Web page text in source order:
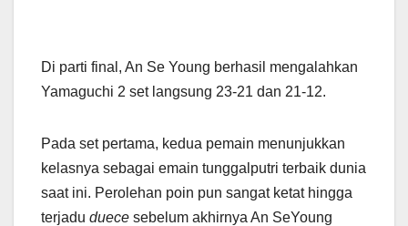
Di parti final, An Se Young berhasil mengalahkan
Yamaguchi 2 set langsung 23-21 dan 21-12.
Pada set pertama, kedua pemain menunjukkan
kelasnya sebagai emain tunggalputri terbaik dunia
saat ini. Perolehan poin pun sangat ketat hingga
terjadu duece sebelum akhirnya An SeYoung